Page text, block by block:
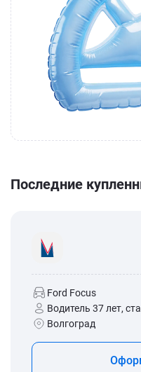
Последние
Ford Focus
Водитель 37 лет,
Волгоград